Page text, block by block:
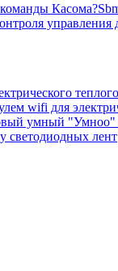
Касома?
управления
wifi для
умный "Умноо"
светодиодных лент